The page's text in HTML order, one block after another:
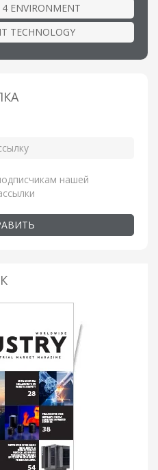
ENVIRONMENT
TECHNOLOGY
нашей